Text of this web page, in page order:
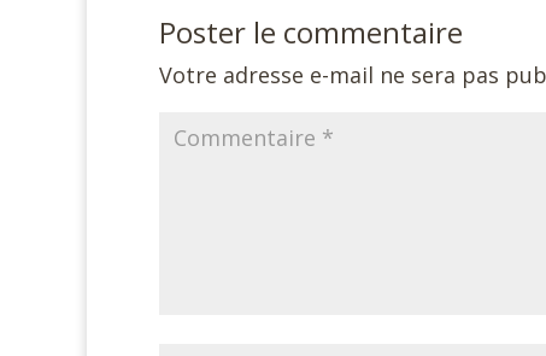
Poster le commentaire
Votre adresse e-mail ne sera pas